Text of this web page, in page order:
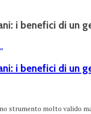
i benefici di un
i benefici di un
strumento molto valido